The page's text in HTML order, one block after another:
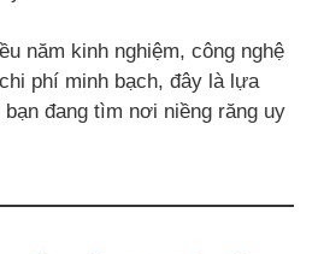
năm kinh nghiệm, công nghệ
phí minh bạch, đây là lựa
đang tìm nơi niềng răng uy